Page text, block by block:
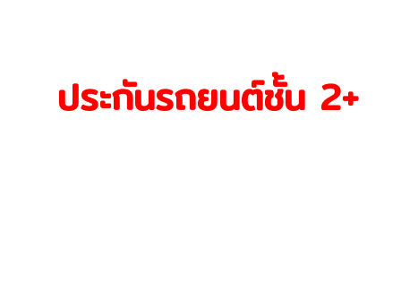
ประกันรถยนต์ชั้น 2+